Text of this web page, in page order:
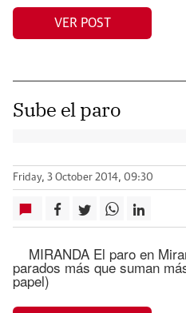
VER POST
Sube el paro
Friday, 3 October 2014, 09:30
MIRANDA El paro en
parados más que suman
papel)